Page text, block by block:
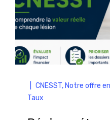
CNESST,Notre offre
Taux